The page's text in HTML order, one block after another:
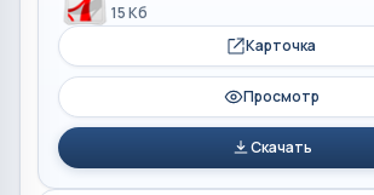
15 Кб
Карточка
Просмотр
Скачать